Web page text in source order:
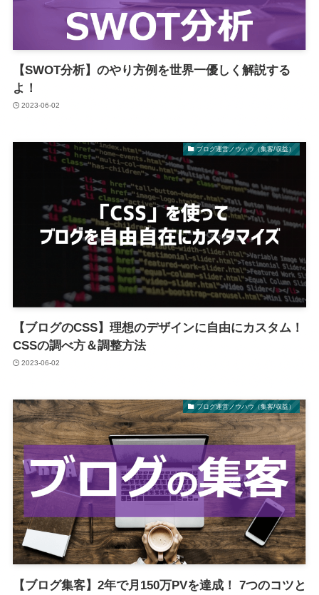
【SWOT分析】のやり方例を世界一優しく解説する
よ！
2023-06-02
ブログ運営ノウハウ（集客/収益）
【ブログのCSS】理想のデザインに自由にカスタム！
CSSの調べ方＆調整方法
2023-06-02
ブログ運営ノウハウ（集客/収益）
【ブログ集客】2年で月150万PVを達成！ 7つのコツと